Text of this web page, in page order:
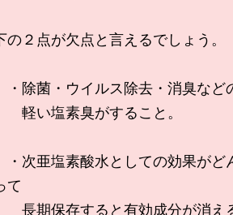
の２点が欠点と言えるでしょう。
菌・ウイルス除去・消臭など
い塩素臭がすること。
亜塩素酸水としての効果がど
て